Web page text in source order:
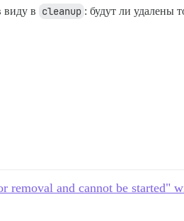
виду в cleanup : будут ли удалены
removal and cannot be started"